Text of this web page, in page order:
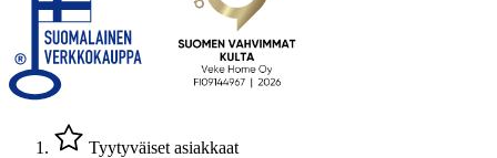
Tyytyväiset asiakkaat